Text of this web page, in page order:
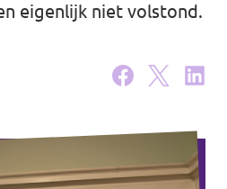
eigenlijk niet volstond.